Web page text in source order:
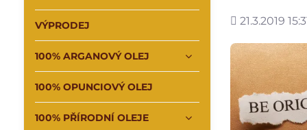
Přidáno
21.3.2019
VÝPRODEJ
100% ARGANOVÝ OLEJ
100% OPUNCIOVÝ OLEJ
100% PŘÍRODNÍ OLEJE